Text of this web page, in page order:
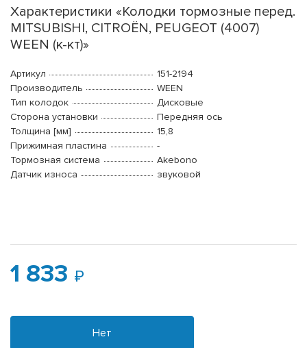
Характеристики «Колодки тормозные перед.
MITSUBISHI, CITROËN, PEUGEOT (4007)
WEEN (к-кт)»
Артикул
151-2194
Производитель
WEEN
Тип колодок
Дисковые
Сторона установки
Передняя ось
Толщина [мм]
15,8
Прижимная пластина
-
Тормозная система
Akebono
Датчик износа
звуковой
1 833
Нет